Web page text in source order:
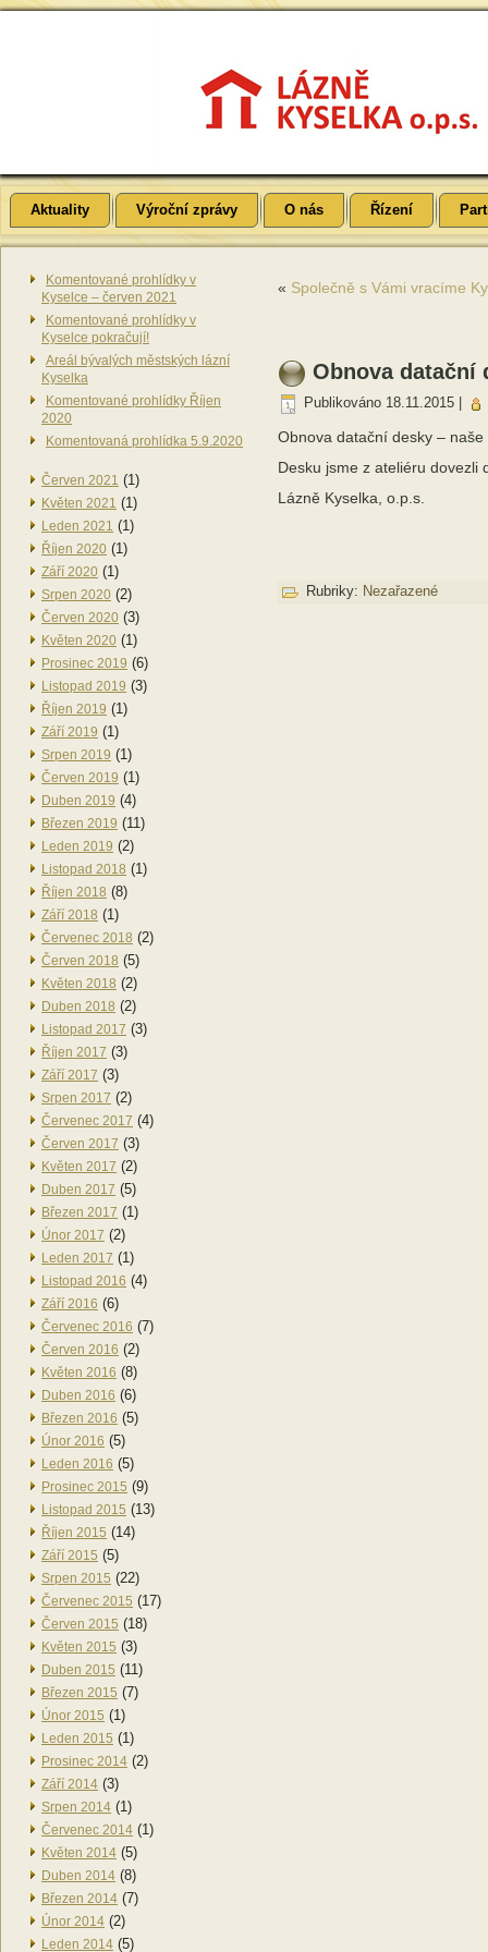
Aktuality Výroční zprávy O nás Řízení
Komentované prohlídky v
Kyselce – červen 2021
Komentované prohlídky v
Kyselce pokračují!
Areál bývalých městských lázní
Kyselka
Komentované prohlídky Říjen
2020
Komentovaná prohlídka 5.9.2020
Červen 2021 (1)
Květen 2021 (1)
Leden 2021 (1)
Říjen 2020 (1)
Září 2020 (1)
Srpen 2020 (2)
Červen 2020 (3)
Květen 2020 (1)
Prosinec 2019 (6)
Listopad 2019 (3)
Říjen 2019 (1)
Září 2019 (1)
Srpen 2019 (1)
Červen 2019 (1)
Duben 2019 (4)
Březen 2019 (11)
Leden 2019 (2)
Listopad 2018 (1)
Říjen 2018 (8)
Září 2018 (1)
Červenec 2018 (2)
Červen 2018 (5)
Květen 2018 (2)
Duben 2018 (2)
Listopad 2017 (3)
Říjen 2017 (3)
Září 2017 (3)
Srpen 2017 (2)
Červenec 2017 (4)
Červen 2017 (3)
Květen 2017 (2)
Duben 2017 (5)
Březen 2017 (1)
Únor 2017 (2)
Leden 2017 (1)
Listopad 2016 (4)
Září 2016 (6)
Červenec 2016 (7)
Červen 2016 (2)
Květen 2016 (8)
Duben 2016 (6)
Březen 2016 (5)
Únor 2016 (5)
Leden 2016 (5)
Prosinec 2015 (9)
Listopad 2015 (13)
Říjen 2015 (14)
Září 2015 (5)
Srpen 2015 (22)
Červenec 2015 (17)
Červen 2015 (18)
Květen 2015 (3)
Duben 2015 (11)
Březen 2015 (7)
Únor 2015 (1)
Leden 2015 (1)
Prosinec 2014 (2)
Září 2014 (3)
Srpen 2014 (1)
Červenec 2014 (1)
Květen 2014 (5)
Duben 2014 (8)
Březen 2014 (7)
Únor 2014 (2)
Leden 2014 (5)
« Společně s Vámi vracíme
Obnova datační
Publikováno 18.11.2015
Obnova datační desky –
Desku jsme z ateliéru
Lázně Kyselka, o.p.s.
Rubriky: Nezařazené